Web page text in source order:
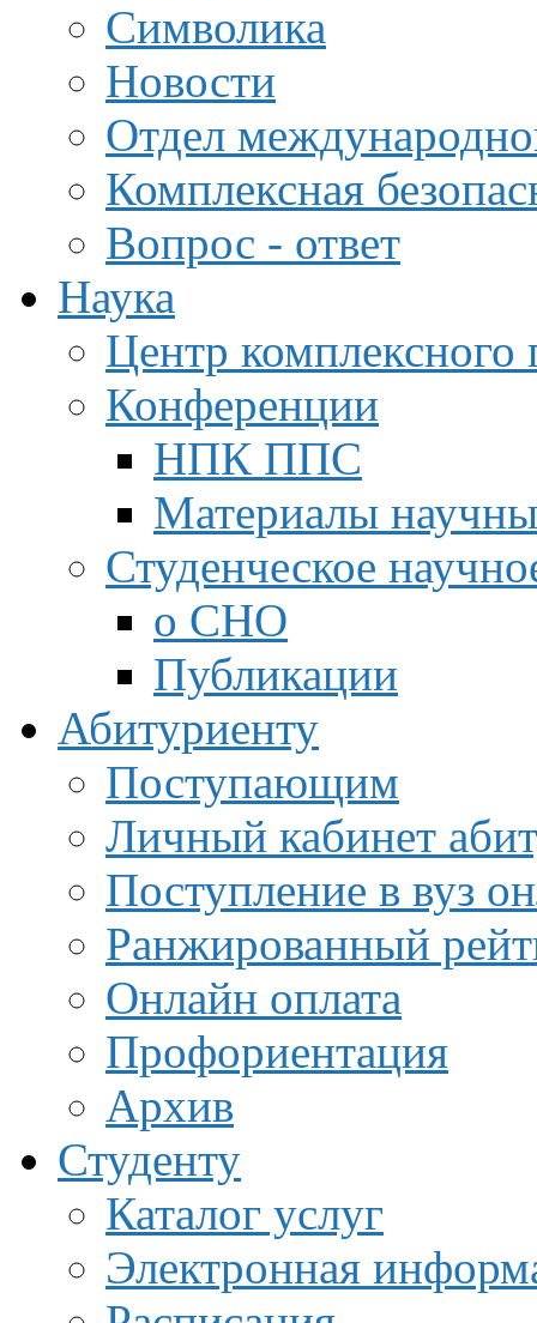
Символика
Новости
Отдел
Комплексная
Вопрос - ответ
Наука
Центр
Конференции
НПК ППС
Материалы
Студенческое
о СНО
Публикации
Абитуриенту
Поступающим
Личный кабинет
Поступление в вуз
Ранжированный
Онлайн оплата
Профориентация
Архив
Студенту
Каталог услуг
Электронная